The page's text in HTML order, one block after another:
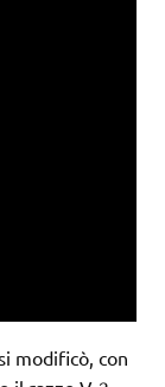
modificò, con